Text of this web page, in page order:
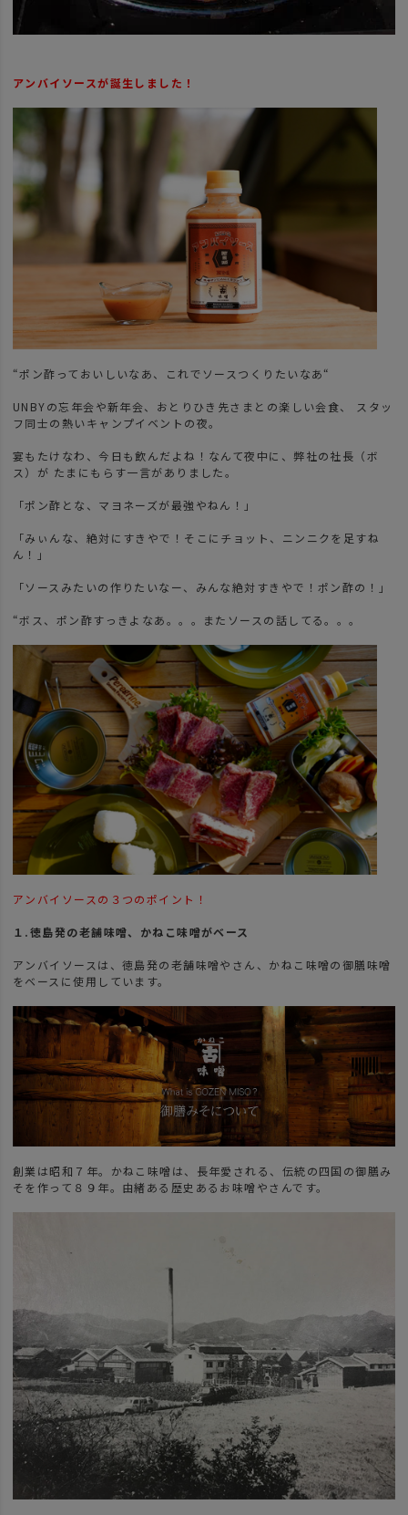
アンバイソースが誕生しました！
“ポン酢っておいしいなあ、これでソースつくりたいなあ“
UNBYの忘年会や新年会、おとりひき先さまとの楽しい会食、 スタッ
フ同士の熱いキャンプイベントの夜。
宴もたけなわ、今日も飲んだよね！なんて夜中に、弊社の社長（ボ
ス）が たまにもらす一言がありました。
「ポン酢とな、マヨネーズが最強やねん！」
「みぃんな、絶対にすきやで！そこにチョット、ニンニクを足すね
ん！」
「ソースみたいの作りたいなー、みんな絶対すきやで！ポン酢の！」
“ボス、ポン酢すっきよなあ。。。またソースの話してる。。。
アンバイソースの３つのポイント！
１.徳島発の老舗味噌、かねこ味噌がベース
アンバイソースは、徳島発の老舗味噌やさん、かねこ味噌の御膳味噌
をベースに使用しています。
創業は昭和７年。かねこ味噌は、長年愛される、伝統の四国の御膳み
そを作って８９年。由緒ある歴史あるお味噌やさんです。